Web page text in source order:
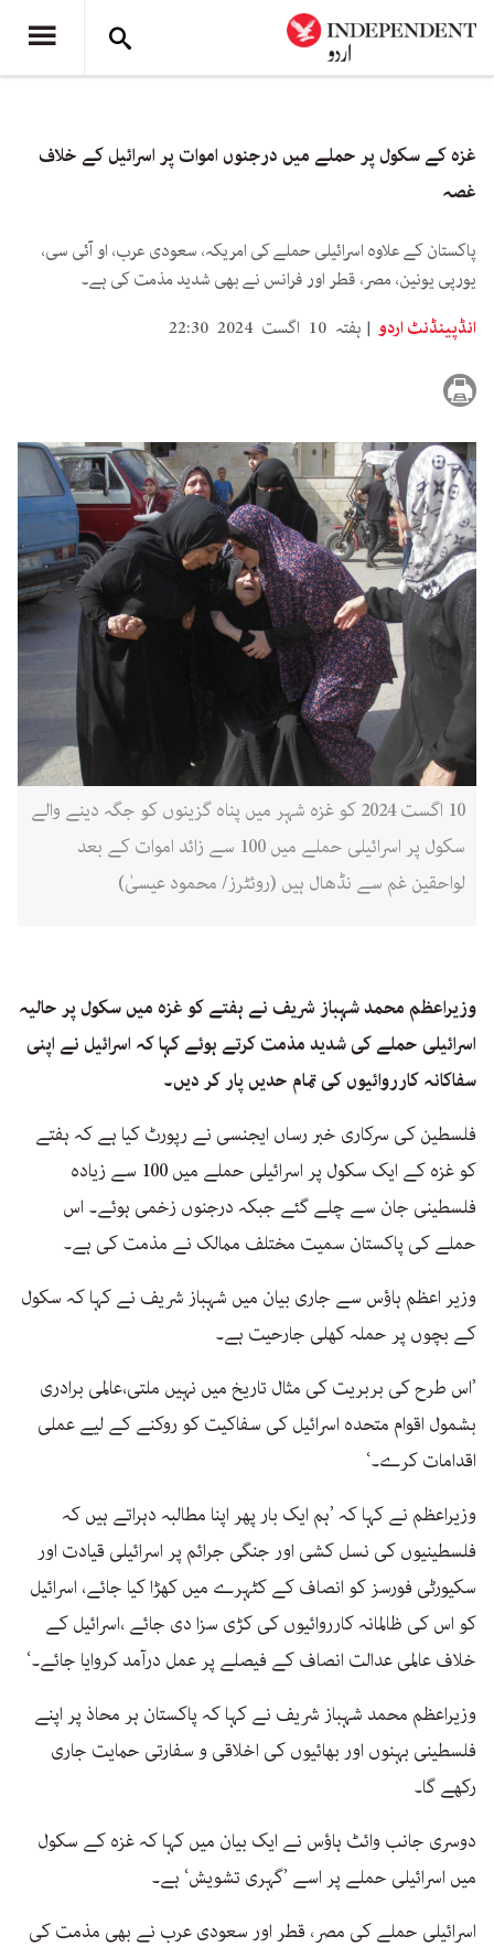
غزہ کے سکول پر حملے میں درجنوں اموات پر اسرائیل کے خلاف
غصہ
پاکستان کے علاوہ اسرائیلی حملے کی امریکہ، سعودی عرب، او آئی سی،
یورپی یونین، مصر، قطر اور فرانس نے بھی شدید مذمت کی ہے۔
انڈپینڈنٹ اردو
ہفتہ 10 اگست 2024 22:30
10 اگست 2024 کو غزہ شہر میں پناہ گزینوں کو جگہ دینے والے
سکول پر اسرائیلی حملے میں 100 سے زائد اموات کے بعد
لواحقین غم سے نڈھال ہیں (روئٹرز/ محمود عیسیٰ)
وزیراعظم محمد شہباز شریف نے ہفتے کو غزہ میں سکول پر حالیہ
اسرائیلی حملے کی شدید مذمت کرتے ہوئے کہا کہ اسرائیل نے اپنی
سفاکانہ کارروائیوں کی تمام حدیں پار کر دیں۔
فلسطین کی سرکاری خبر رساں ایجنسی نے رپورٹ کیا ہے کہ ہفتے
کو غزہ کے ایک سکول پر اسرائیلی حملے میں 100 سے زیادہ
فلسطینی جان سے چلے گئے جبکہ درجنوں زخمی ہوئے۔ اس
حملے کی پاکستان سمیت مختلف ممالک نے مذمت کی ہے۔
وزیر اعظم ہاؤس سے جاری بیان میں شہباز شریف نے کہا کہ سکول
کے بچوں پر حملہ کھلی جارحیت ہے۔
’اس طرح کی بربریت کی مثال تاریخ میں نہیں ملتی،عالمی برادری
بشمول اقوام متحدہ اسرائیل کی سفاکیت کو روکنے کے لیے عملی
اقدامات کرے۔‘
وزیراعظم نے کہا کہ ’ہم ایک بار پھر اپنا مطالبہ دہراتے ہیں کہ
فلسطینیوں کی نسل کشی اور جنگی جرائم پر اسرائیلی قیادت اور
سکیورٹی فورسز کو انصاف کے کٹہرے میں کھڑا کیا جائے، اسرائیل
کو اس کی ظالمانہ کارروائیوں کی کڑی سزا دی جائے ،اسرائیل کے
خلاف عالمی عدالت انصاف کے فیصلے پر عمل درآمد کروایا جائے۔‘
وزیراعظم محمد شہباز شریف نے کہا کہ پاکستان ہر محاذ پر اپنے
فلسطینی بہنوں اور بھائیوں کی اخلاقی و سفارتی حمایت جاری
رکھے گا۔
دوسری جانب وائٹ ہاؤس نے ایک بیان میں کہا کہ غزہ کے سکول
میں اسرائیلی حملے پر اسے ’گہری تشویش‘ ہے۔
اسرائیلی حملے کی مصر، قطر اور سعودی عرب نے بھی مذمت کی